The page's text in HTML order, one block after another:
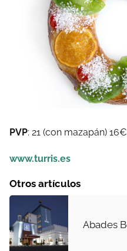
PVP: 21 (con mazapán)
www.turris.es
Otros artículos
Abades